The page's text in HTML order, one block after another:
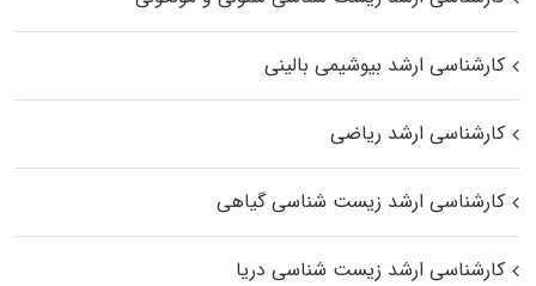
کارشناسی ارشد بیوشیمی بالینی
کارشناسی ارشد ریاضی
کارشناسی ارشد زیست‌ شناسی گیاهی
کارشناسی ارشد زیست‌ شناسی دریا